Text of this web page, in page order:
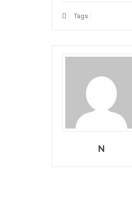
Tags :
N